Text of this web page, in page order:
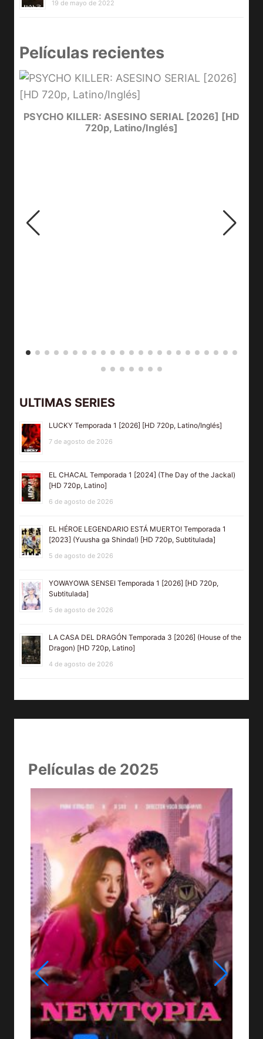
19 de mayo de 2022
Películas recientes
PSYCHO KILLER: ASESINO SERIAL [2026] [HD
720p, Latino/Inglés]
ULTIMAS SERIES
LUCKY Temporada 1 [2026] [HD 720p, Latino/Inglés]
7 de agosto de 2026
EL CHACAL Temporada 1 [2024] (The Day of the Jackal)
[HD 720p, Latino]
6 de agosto de 2026
EL HÉROE LEGENDARIO ESTÁ MUERTO! Temporada 1
[2023] (Yuusha ga Shinda!) [HD 720p, Subtitulada]
5 de agosto de 2026
YOWAYOWA SENSEI Temporada 1 [2026] [HD 720p,
Subtitulada]
5 de agosto de 2026
LA CASA DEL DRAGÓN Temporada 3 [2026] (House of the
Dragon) [HD 720p, Latino]
4 de agosto de 2026
Películas de 2025